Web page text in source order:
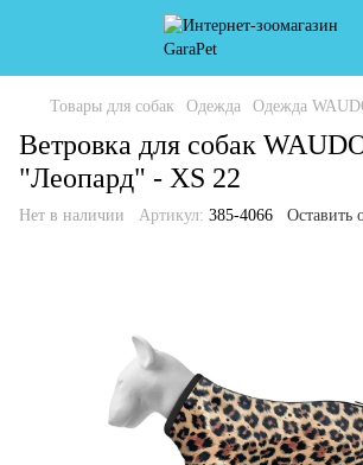
Товары для собак Одежда Одежда
Ветровка для собак
"Леопард" - XS 22
Нет в наличии Артикул: 385-4066 Оставить